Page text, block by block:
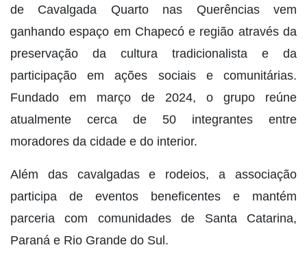
de Cavalgada Quarto nas Querências vem
ganhando espaço em Chapecó e região através da
preservação da cultura tradicionalista e da
participação em ações sociais e comunitárias.
Fundado em março de 2024, o grupo reúne
atualmente cerca de 50 integrantes entre
moradores da cidade e do interior.
Além das cavalgadas e rodeios, a associação
participa de eventos beneficentes e mantém
parceria com comunidades de Santa Catarina,
Paraná e Rio Grande do Sul.